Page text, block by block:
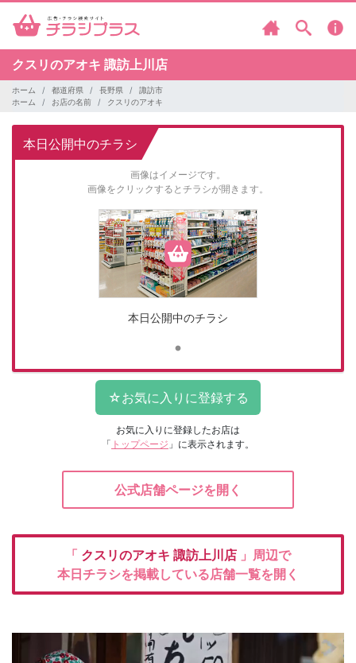
クスリのアオキ 諏訪上川店
ホーム 都道府県 長野県
諏訪市
ホーム
お店の名前 クスリのアオキ
本日公開中のチラシ
画像はイメージです。
画像をクリックするとチラシが開きます。
本日公開中のチラシ
お気に入りに登録したお店は
「 トップページ 」に表示されます。
公式店舗ページを開く
「 クスリのアオキ 諏訪上川店 」周辺で
本日チラシを掲載している店舗一覧を開く